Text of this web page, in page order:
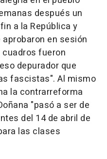
después un
a la República y
en sesión
fueron
depurador que
fascistas". Al mismo
la contrarreforma
"pasó a ser de
del 14 de abril de
las clases